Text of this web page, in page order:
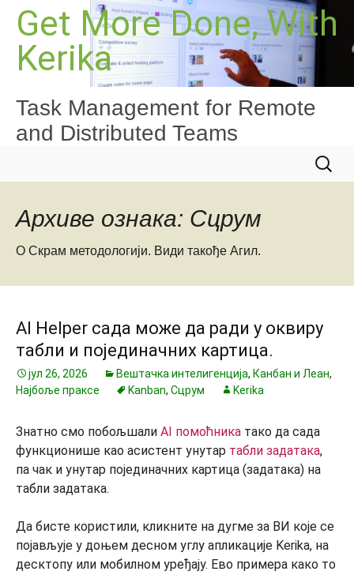
Скочи
садржај
Get More Done, With
Kerika
Task Management for Remote
and Distributed Teams
за:
Архиве ознака: Сцрум
О Скрам методологији. Види такође Агил.
AI Helper сада може да ради у оквиру
табли и појединачних картица.
јул 26, 2026 Вештачка интелигенција, Канбан и Леан,
Најбоље праксе
Kanban, Сцрум Kerika
Знатно смо побољшали AI помоћника тако да сада
функционише као асистент унутар табли задатака,
па чак и унутар појединачних картица (задатака) на
табли задатака.
Да бисте користили, кликните на дугме за ВИ које се
појављује у доњем десном углу апликације Kerika, на
десктопу или мобилном уређају. Ево примера како то